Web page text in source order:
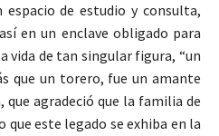
de estudio y consulta,
en un enclave obligado para
vida de tan singular figura, “un
que un torero, fue un amante
que agradeció que la familia de
que este legado se exhiba en la